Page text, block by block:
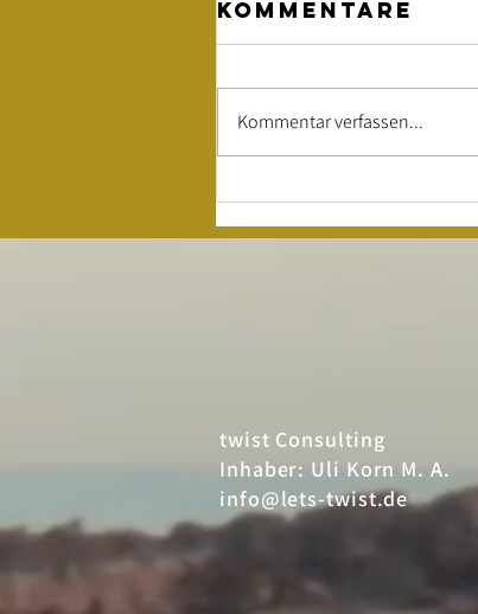
25 Jahre
– Kira
Kommentare
Kommentar verfassen...
twist Consulting
Inhaber: Uli Korn M. A.
info@lets-twist.de